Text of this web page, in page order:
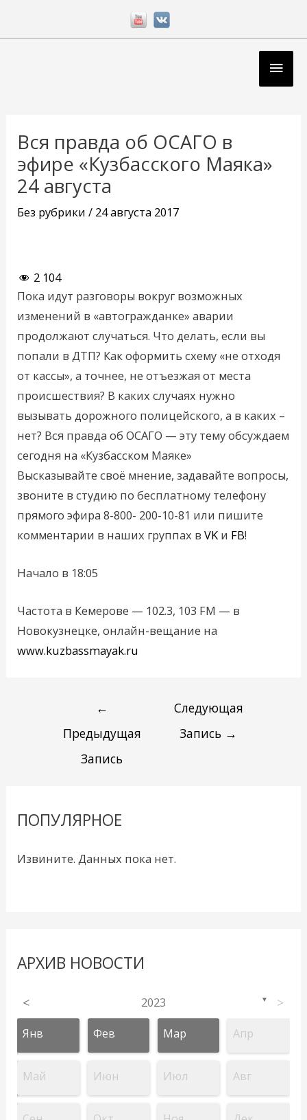
Вся правда об ОСАГО в
эфире «Кузбасского Маяка»
24 августа
Без рубрики / 24 августа 2017
2 104
Пока идут разговоры вокруг возможных
изменений в «автогражданке» аварии
продолжают случаться. Что делать, если вы
попали в ДТП? Как оформить схему «не отходя
от кассы», а точнее, не отъезжая от места
происшествия? В каких случаях нужно
вызывать дорожного полицейского, а в каких –
нет? Вся правда об ОСАГО — эту тему обсуждаем
сегодня на «Кузбасском Маяке»
Высказывайте своё мнение, задавайте вопросы,
звоните в студию по бесплатному телефону
прямого эфира 8-800- 200-10-81 или пишите
комментарии в наших группах вVK и FB!
Начало в 18:05
Частота в Кемерове — 102.3, 103 FM — в
Новокузнецке, онлайн-вещание на
www.kuzbassmayak.ru
записям
←
Предыдущая
Запись
Следующая
Запись →
ПОПУЛЯРНОЕ
Извините. Данных пока нет.
АРХИВ НОВОСТИ
< 2023 ▼ >
Янв Фев Мар Апр
Май Июн Июл Авг